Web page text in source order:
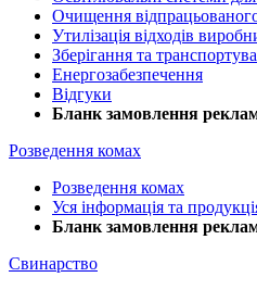
Очищення
Утилізація відходів
Зберігання та
Енергозабезпечення
Відгуки
Бланк замовлення
Розведення комах
Розведення комах
Уся інформація та
Бланк замовлення
Свинарство